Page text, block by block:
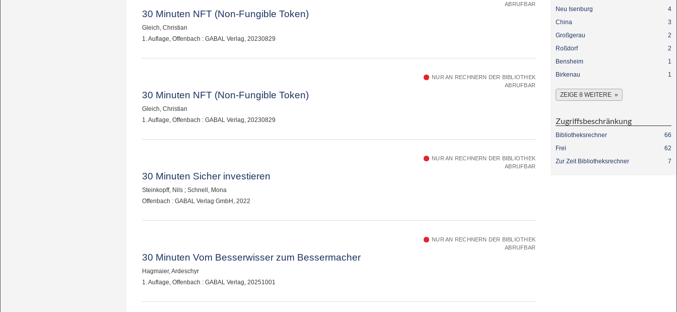
4
Neu Isenburg
3
China
2
Großgerau
2
Roßdorf
1
Bensheim
1
Birkenau
ZEIGE 8 WEITERE
Zugriffsbeschränkung
66
Bibliotheksrechner
62
Frei
7
Zur Zeit Bibliotheksrechner
ABRUFBAR
30 Minuten NFT (Non-Fungible Token)
Gleich, Christian
1. Auflage, Offenbach : GABAL Verlag, 20230829
NUR AN RECHNERN DER BIBLIOTHEK
ABRUFBAR
30 Minuten NFT (Non-Fungible Token)
Gleich, Christian
1. Auflage, Offenbach : GABAL Verlag, 20230829
NUR AN RECHNERN DER BIBLIOTHEK
ABRUFBAR
30 Minuten Sicher investieren
Steinkopff, Nils ; Schnell, Mona
Offenbach : GABAL Verlag GmbH, 2022
NUR AN RECHNERN DER BIBLIOTHEK
ABRUFBAR
30 Minuten Vom Besserwisser zum Bessermacher
Hagmaier, Ardeschyr
1. Auflage, Offenbach : GABAL Verlag, 20251001